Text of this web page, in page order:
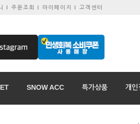
l 주문조회 l 마이페이지 l 고객센터
SNOW ACC 특가상품 개인